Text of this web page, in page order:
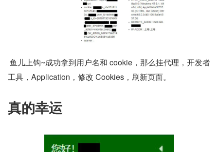
鱼儿上钩~成功拿到用户名和 cookie，那么挂代理，开发者
工具，Application，修改 Cookies，刷新页面。
真的幸运